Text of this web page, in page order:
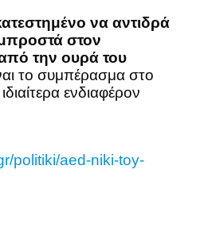
να αντιδρά
στον
την ουρά του
το συμπέρασμα στο
ενδιαφέρον
politiki/aed-niki-toy-